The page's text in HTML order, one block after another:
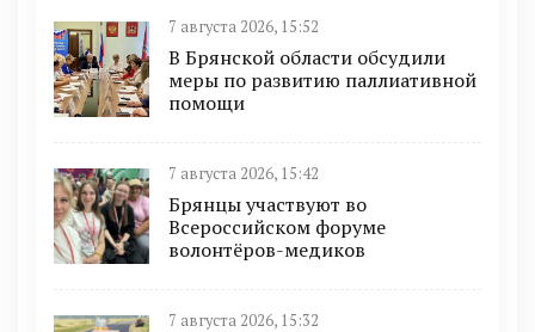
7 августа 2026, 15:52
В Брянской области обсудили
меры по развитию паллиативной
помощи
7 августа 2026, 15:42
Брянцы участвуют во
Всероссийском форуме
волонтёров-медиков
7 августа 2026, 15:32